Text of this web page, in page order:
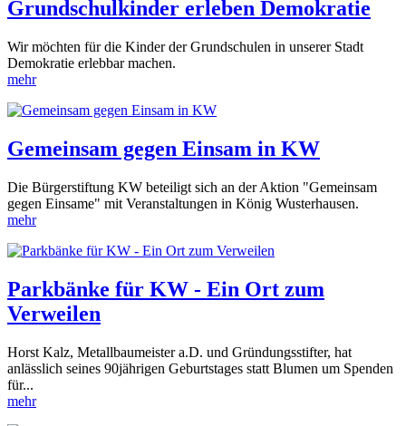
Grundschulkinder erleben Demokratie
Wir möchten für die Kinder der Grundschulen in unserer Stadt
Demokratie erlebbar machen.
mehr
Gemeinsam gegen Einsam in KW
Die Bürgerstiftung KW beteiligt sich an der Aktion "Gemeinsam
gegen Einsame" mit Veranstaltungen in König Wusterhausen.
mehr
Parkbänke für KW - Ein Ort zum
Verweilen
Horst Kalz, Metallbaumeister a.D. und Gründungsstifter, hat
anlässlich seines 90jährigen Geburtstages statt Blumen um Spenden
für...
mehr